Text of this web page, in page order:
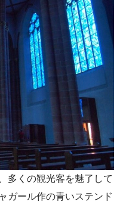
多くの観光客を魅了して
ガール作の青いステンド